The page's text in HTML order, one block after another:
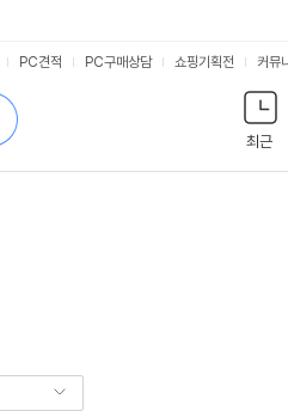
최근
PC견적 PC구매상담 쇼핑기획전 커뮤